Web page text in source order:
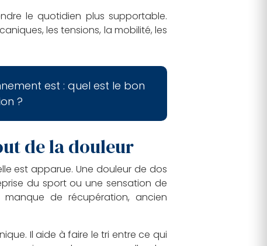
le quotidien plus supportable.
les tensions, la mobilité, les
est : quel est le bon
?
de la douleur
est apparue. Une douleur de dos
du sport ou une sensation de
de récupération, ancien
Il aide à faire le tri entre ce qui